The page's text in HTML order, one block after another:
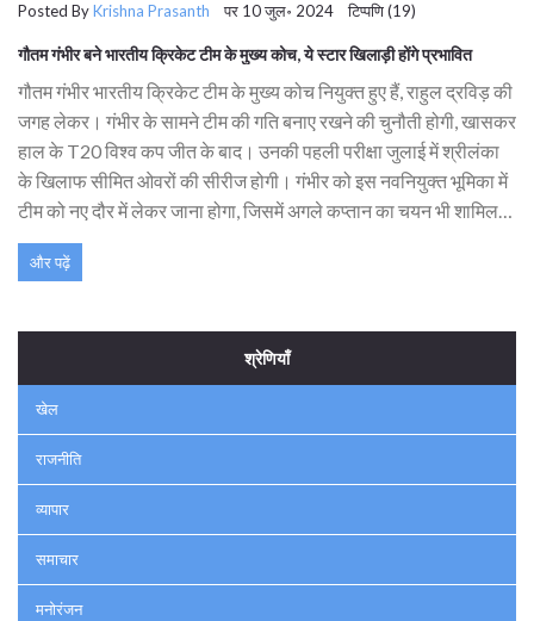
Posted ByKrishna Prasanth पर 10 जुल॰ 2024 टिप्पणि (19)
गौतम गंभीर बने भारतीय क्रिकेट टीम के मुख्य कोच, ये स्टार खिलाड़ी होंगे प्रभावित
गौतम गंभीर भारतीय क्रिकेट टीम के मुख्य कोच नियुक्त हुए हैं, राहुल द्रविड़ की
जगह लेकर। गंभीर के सामने टीम की गति बनाए रखने की चुनौती होगी, खासकर
हाल के T20 विश्व कप जीत के बाद। उनकी पहली परीक्षा जुलाई में श्रीलंका
के खिलाफ सीमित ओवरों की सीरीज होगी। गंभीर को इस नवनियुक्त भूमिका में
टीम को नए दौर में लेकर जाना होगा, जिसमें अगले कप्तान का चयन भी शामिल
है।
और पढ़ें
श्रेणियाँ
खेल
राजनीति
व्यापार
समाचार
मनोरंजन